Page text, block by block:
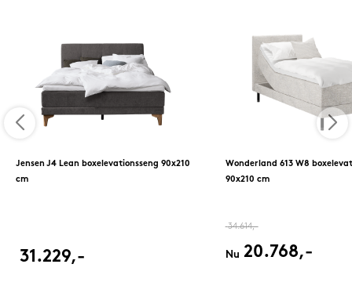
Jensen J4 Lean boxelevationsseng 90x210
cm
31.229,-
Wonderland 613 W8
90x210 cm
34.614,-
Nu 20.768,-